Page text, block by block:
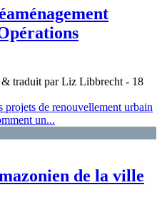
traduit par Liz Libbrecht- 18
projets de renouvellement urbain
un...
de la ville